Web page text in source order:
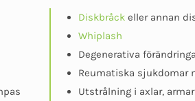
Diskbråck eller annan
Whiplash
Degenerativa
Reumatiska sjukdomar
Utstrålning i axlar,